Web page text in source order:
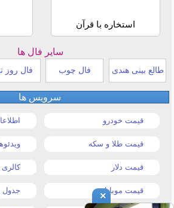
استخاره با قرآن
سایر فال ها
طالع بینی هندی فال چوب فال روز
سرویس ها
قیمت خودرو
قیمت طلا و سکه
قیمت دلار
قیمت موبایل جدول ×